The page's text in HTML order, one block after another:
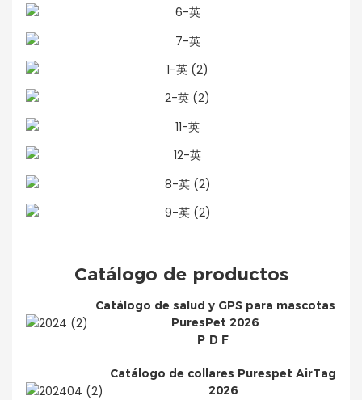
Catálogo de productos
Catálogo de salud y GPS para mascotas
PuresPet 2026
PDF
Catálogo de collares Purespet AirTag
2026